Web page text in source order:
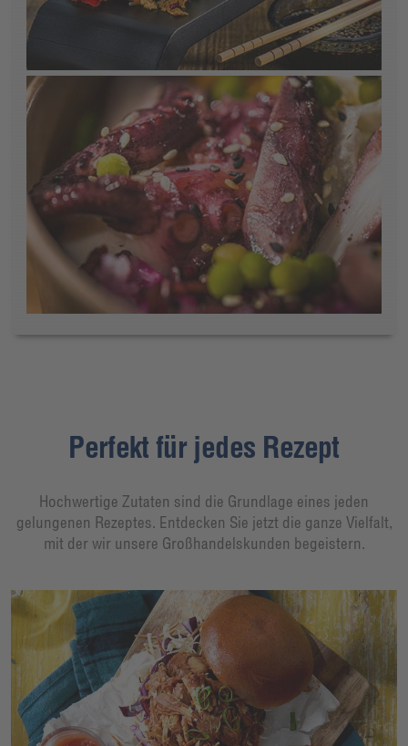
Perfekt für jedes Rezept
Hochwertige Zutaten sind die Grundlage eines jeden
gelungenen Rezeptes. Entdecken Sie jetzt die ganze Vielfalt,
mit der wir unsere Großhandelskunden begeistern.